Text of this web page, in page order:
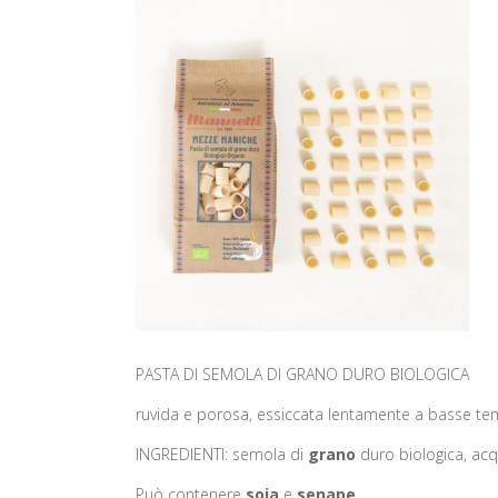
PASTA DI SEMOLA DI GRANO DURO BIOLOGICA
ruvida e porosa, essiccata lentamente a basse
INGREDIENTI: semola di grano duro biologica,